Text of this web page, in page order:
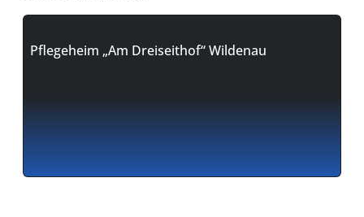
Pflegeheim „Am Dreiseithof“ Wildenau